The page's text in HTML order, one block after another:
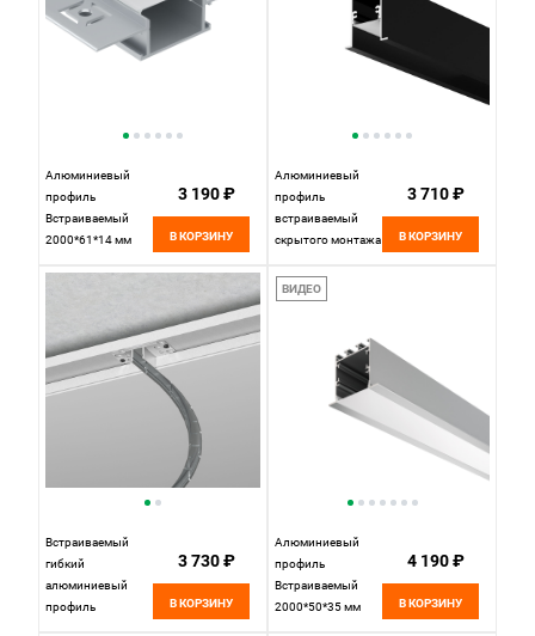
Алюминиевый
профиль
Встраиваемый
2000*61*14 мм
3 190 ₽
В КОРЗИНУ
Алюминиевый
профиль
встраиваемый
скрытого монтажа
м), ALM-3542-B-2M
632015, 200*3*4
632015, Черный
3 710 ₽
В КОРЗИНУ
Встраиваемый
гибкий
алюминиевый
профиль
3 730 ₽
В КОРЗИНУ
ВИДЕО
Алюминиевый
профиль
Встраиваемый
2000*50*35 мм
4 190 ₽
В КОРЗИНУ